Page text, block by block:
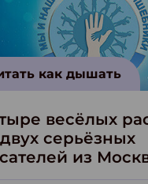
как дышать
весёлых
серьёзных
из